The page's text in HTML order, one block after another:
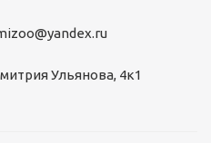
Ульянова, 4к1